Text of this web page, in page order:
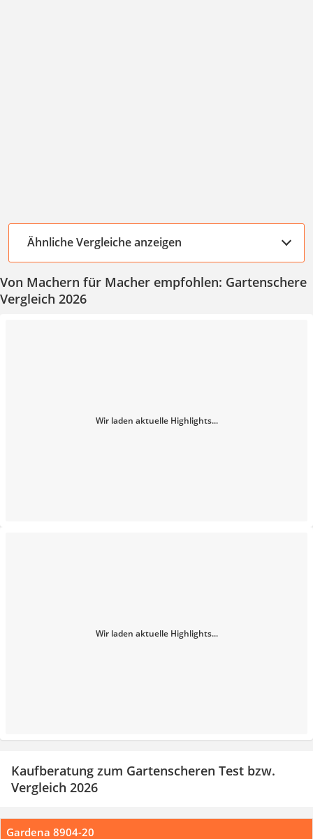
Ähnliche Vergleiche anzeigen
Von Machern für Macher empfohlen: Gartenschere
Vergleich 2026
Wir laden aktuelle Highlights...
Wir laden aktuelle Highlights...
Kaufberatung zum Gartenscheren Test bzw.
Vergleich 2026
Gardena 8904-20